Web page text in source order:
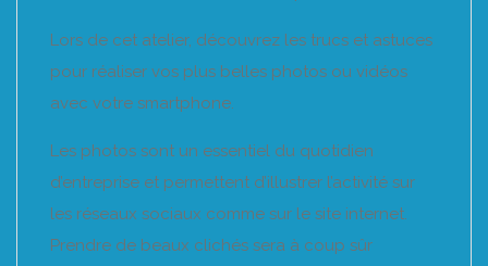
Lors de cet atelier, découvrez les trucs et astuces
pour réaliser vos plus belles photos ou vidéos
avec votre smartphone.
Les photos sont un essentiel du quotidien
d’entreprise et permettent d’illustrer l’activité sur
les réseaux sociaux comme sur le site internet.
Prendre de beaux clichés sera à coup sûr